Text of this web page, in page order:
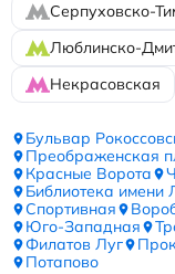
Серпуховско-
Люблинско-
Некрасовская
Бульвар
Преображенская
Красные Ворота
Библиотека имени
Спортивная
Юго-Западная
Филатов Луг
Потапово